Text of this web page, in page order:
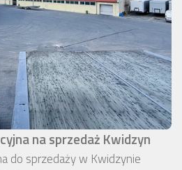
na sprzedaż Kwidzyn
do sprzedaży w Kwidzynie